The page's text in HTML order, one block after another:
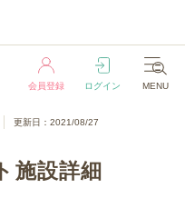
会員登録 ログイン MENU
更新日：2021/08/27
施設詳細